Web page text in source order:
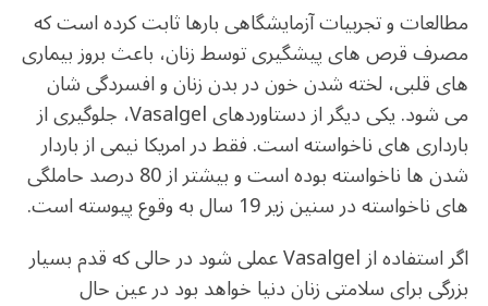
مطالعات و تجربیات آزمایشگاهی بارها ثابت کرده است که
مصرف قرص های پیشگیری توسط زنان، باعث بروز بیماری
های قلبی، لخته شدن خون در بدن زنان و افسردگی شان
می شود. یکی دیگر از دستاوردهای Vasalgel، جلوگیری از
بارداری های ناخواسته است. فقط در امریکا نیمی از باردار
شدن ها ناخواسته بوده است و بیشتر از 80 درصد حاملگی
های ناخواسته در سنین زیر 19 سال به وقوع پیوسته است.
اگر استفاده از Vasalgel عملی شود در حالی که قدم بسیار
بزرگی برای سلامتی زنان دنیا خواهد بود در عین حال